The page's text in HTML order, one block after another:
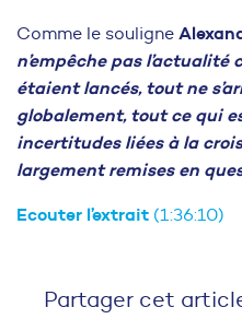
Comme le souligne
n’empêche pas
étaient lancés, tout ne
globalement, tout ce qui
incertitudes liées à la
largement remises en
Ecouter l’extrait (1:36:10)
Partager cet